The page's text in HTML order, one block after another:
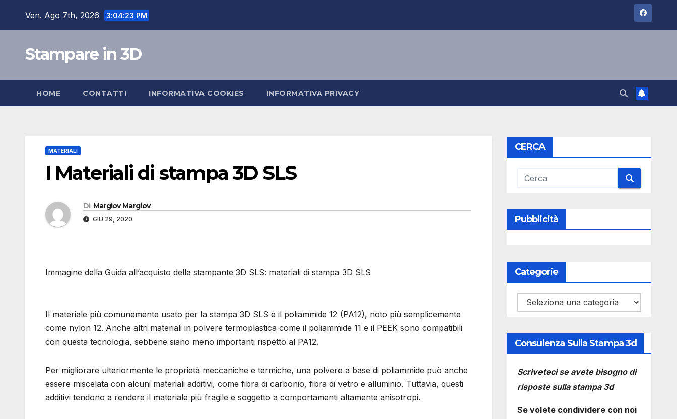
Ven. Ago 7th, 2026 3:04:24 PM
Stampare in 3D
HOME CONTATTI INFORMATIVA COOKIES INFORMATIVA PRIVACY
MATERIALI
I Materiali di stampa 3D SLS
Di Margiov Margiov
GIU 29, 2020
Immagine della Guida all’acquisto della stampante 3D SLS: materiali di stampa 3D SLS
Il materiale più comunemente usato per la stampa 3D SLS è il poliammide 12 (PA12), noto più semplicemente
come nylon 12. Anche altri materiali in polvere termoplastica come il poliammide 11 e il PEEK sono compatibili
con questa tecnologia, sebbene siano meno importanti rispetto al PA12.
Per migliorare ulteriormente le proprietà meccaniche e termiche, una polvere a base di poliammide può anche
essere miscelata con alcuni materiali additivi, come fibra di carbonio, fibra di vetro e alluminio. Tuttavia, questi
additivi tendono a rendere il materiale più fragile e soggetto a comportamenti altamente anisotropi.
CERCA
Pubblicità
Categorie
Categorie
Consulenza Sulla Stampa 3d
Scriveteci se avete bisogno di
risposte sulla stampa 3d
Se volete condividere con noi